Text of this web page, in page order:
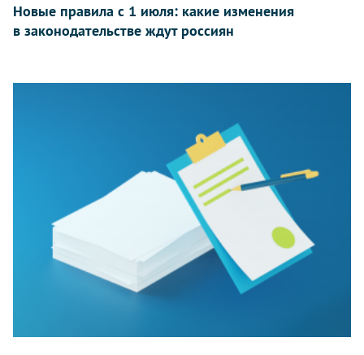
Новые правила с 1 июля: какие изменения
в законодательстве ждут россиян